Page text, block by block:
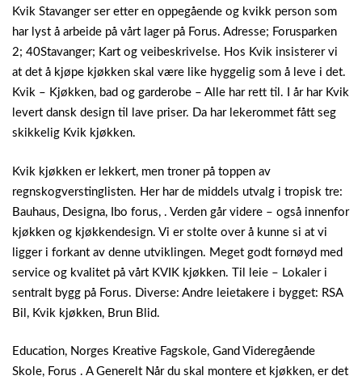
Kvik Stavanger ser etter en oppegående og kvikk person som
har lyst å arbeide på vårt lager på Forus. Adresse; Forusparken
2; 40Stavanger; Kart og veibeskrivelse. Hos Kvik insisterer vi
at det å kjøpe kjøkken skal være like hyggelig som å leve i det.
Kvik – Kjøkken, bad og garderobe – Alle har rett til. I år har Kvik
levert dansk design til lave priser. Da har lekerommet fått seg
skikkelig Kvik kjøkken.
Kvik kjøkken er lekkert, men troner på toppen av
regnskogverstinglisten. Her har de middels utvalg i tropisk tre:
Bauhaus, Designa, Ibo forus, . Verden går videre – også innenfor
kjøkken og kjøkkendesign. Vi er stolte over å kunne si at vi
ligger i forkant av denne utviklingen. Meget godt fornøyd med
service og kvalitet på vårt KVIK kjøkken. Til leie – Lokaler i
sentralt bygg på Forus. Diverse: Andre leietakere i bygget: RSA
Bil, Kvik kjøkken, Brun Blid.
Education, Norges Kreative Fagskole, Gand Videregående
Skole, Forus . A Generelt Når du skal montere et kjøkken, er det